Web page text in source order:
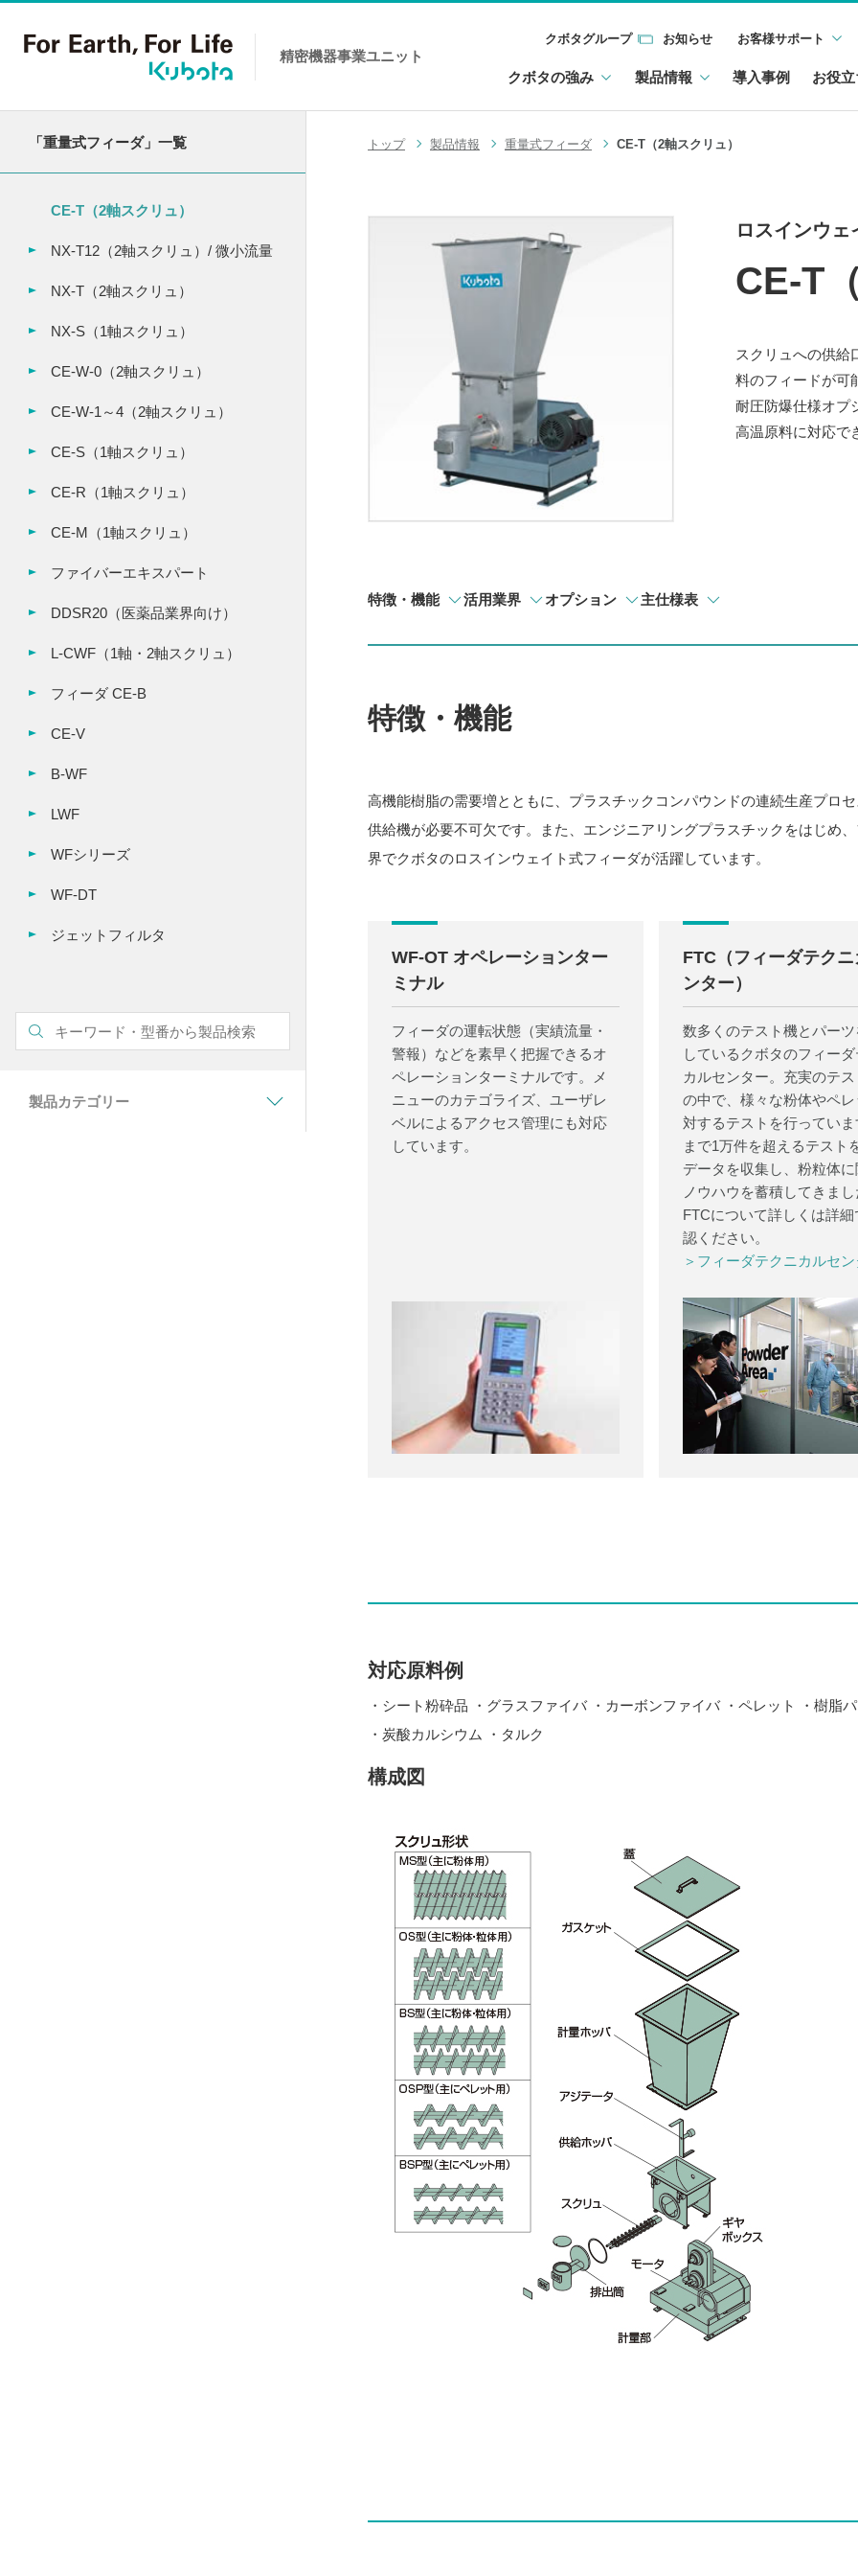
精密機器事業ユニット
クボタグループ お知らせ お客様サポート
クボタの強み 製品情報 導入事例 お役
「重量式フィーダ」一覧
CE-T（2軸スクリュ）
NX-T12（2軸スクリュ）/ 微小流量
NX-T（2軸スクリュ）
NX-S（1軸スクリュ）
CE-W-0（2軸スクリュ）
CE-W-1～4（2軸スクリュ）
CE-S（1軸スクリュ）
CE-R（1軸スクリュ）
CE-M（1軸スクリュ）
ファイバーエキスパート
DDSR20（医薬品業界向け）
L-CWF（1軸・2軸スクリュ）
フィーダ CE-B
CE-V
B-WF
LWF
WFシリーズ
WF-DT
ジェットフィルタ
製品カテゴリー
トップ 製品情報 重量式フィーダ CE-T（2軸スクリュ）
ロスインウェ
CE-T
スクリュへの供給
料のフィードが可
耐圧防爆仕様オプ
高温原料に対応で
特徴・機能 活用業界 オプション 主仕様表
特徴・機能
高機能樹脂の需要増とともに、プラスチックコンパウンドの連続生産プロ
供給機が必要不可欠です。また、エンジニアリングプラスチックをはじめ
界でクボタのロスインウェイト式フィーダが活躍しています。
WF-OT オペレーションター
ミナル
フィーダの運転状態（実績流量・
警報）などを素早く把握できるオ
ペレーションターミナルです。メ
ニューのカテゴライズ、ユーザレ
ベルによるアクセス管理にも対応
しています。
FTC（フィーダテク
ンター）
数多くのテスト機とパー
しているクボタのフィー
カルセンター。充実のテ
の中で、様々な粉体やペ
対するテストを行ってい
まで1万件を超えるテスト
データを収集し、粉粒体
ノウハウを蓄積してきま
FTCについて詳しくは詳細
認ください。
＞フィーダテクニカルセ
対応原料例
・シート粉砕品 ・グラスファイバ ・カーボンファイバ ・ペレット ・樹脂
・炭酸カルシウム ・タルク
構成図